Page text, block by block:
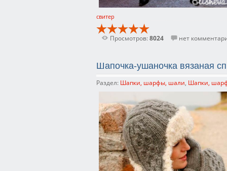
свитер
Просмотров:8024 нет
Шапочка-ушаночка вязаная
Раздел: Шапки, шарфы, шали Шапки,